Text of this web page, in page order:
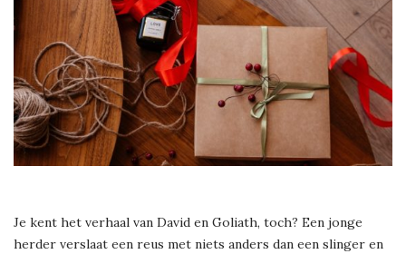
Je kent het verhaal van David en Goliath, toch? Een jonge
herder verslaat een reus met niets anders dan een slinger en